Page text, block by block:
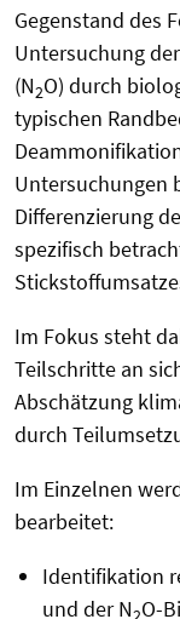
Gegenstand des
Untersuchung
(N2O) durch
typischen
Untersuchungen
Differenzierung
spezifisch
Im Fokus steht
Teilschritte an
Abschätzung
durch
Im Einzelnen
bearbeitet:
Identifikation
und der N O-